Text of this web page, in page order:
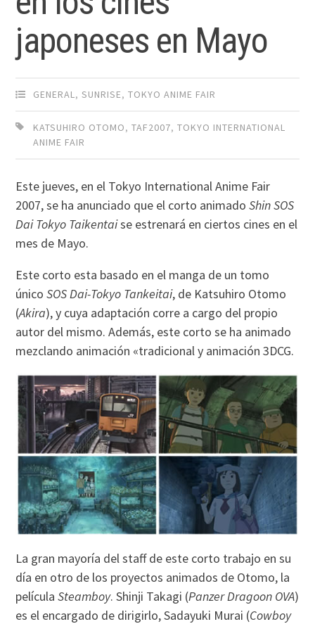
japoneses en Mayo
GENERAL,SUNRISE,TOKYO ANIME FAIR
KATSUHIRO OTOMO,TAF2007,TOKYO INTERNATIONAL
ANIME FAIR
Este jueves, en el Tokyo International Anime Fair
2007, se ha anunciado que el corto animadoShin SOS
Dai Tokyo Taikentaise estrenará en ciertos cines en el
mes de Mayo.
Este corto esta basado en el manga de un tomo
únicoSOS Dai-Tokyo Tankeitai, de Katsuhiro Otomo
(Akira), y cuya adaptación corre a cargo del propio
autor del mismo. Además, este corto se ha animado
mezclando animación «tradicional y animación 3DCG.
La gran mayoría del staff de este corto trabajo en su
día en otro de los proyectos animados de Otomo, la
películaSteamboy. Shinji Takagi (Panzer Dragoon OVA)
es el encargado de dirigirlo, Sadayuki Murai (Cowboy